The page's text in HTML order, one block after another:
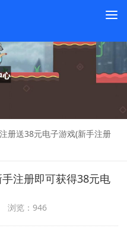
册送38元电子游戏(新手注册
注册即可获得38元电
浏览：946